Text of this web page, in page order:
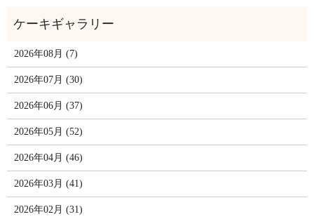
2026年08月 (7)
2026年07月 (30)
2026年06月 (37)
2026年05月 (52)
2026年04月 (46)
2026年03月 (41)
2026年02月 (31)